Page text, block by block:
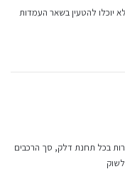
יוכלו להטעין בשאר העמדות
בכל תחנת דלק, סך הרכבים